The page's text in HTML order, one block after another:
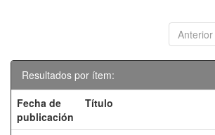
Anterior
Resultados por ítem:
Fecha de
publicación
Título